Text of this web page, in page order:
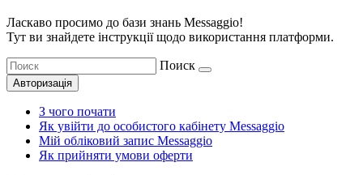
Ласкаво просимо до бази знань Messaggio!
Тут ви знайдете інструкції щодо використання платформи.
Поиск
Авторизація
З чого почати
Як увійти до особистого кабінету Messaggio
Мій обліковий запис Messaggio
Як прийняти умови оферти